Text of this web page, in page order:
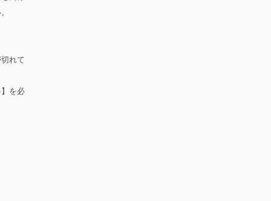
れて
を必